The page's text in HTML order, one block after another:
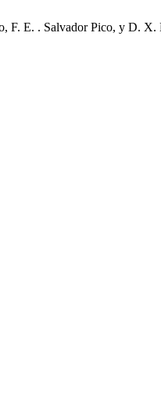
F. E. . Salvador Pico, y D.